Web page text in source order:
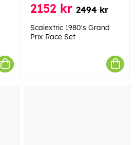
2152 kr 2494 kr
Scalextric 1980's Grand
Prix Race Set